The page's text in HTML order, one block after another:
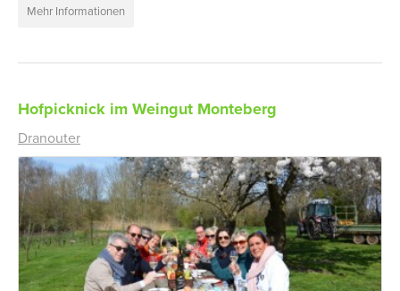
Mehr Informationen
Hofpicknick im Weingut Monteberg
Dranouter